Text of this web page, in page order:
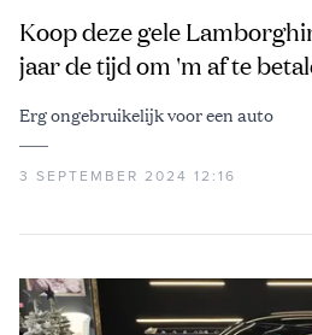
Koop deze gele
jaar de tijd om 'm af te
Erg ongebruikelijk voor een auto
3 SEPTEMBER 2024 12:16